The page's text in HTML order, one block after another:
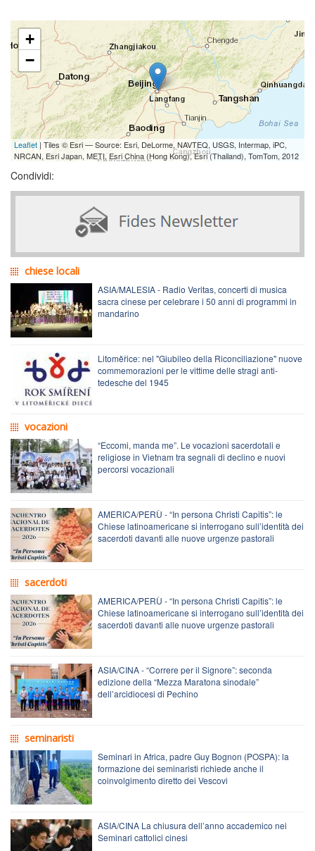
+
−
Leaflet| Tiles © Esri — Source: Esri, DeLorme, NAVTEQ, USGS, Intermap, iPC,
NRCAN, Esri Japan, METI, Esri China (Hong Kong), Esri (Thailand), TomTom, 2012
Condividi:
chiese locali
ASIA/MALESIA - Radio Veritas, concerti di musica
sacra cinese per celebrare i 50 anni di programmi in
mandarino
Litoměřice: nel "Giubileo della Riconciliazione" nuove
commemorazioni per le vittime delle stragi anti-
tedesche del 1945
vocazioni
“Eccomi, manda me”. Le vocazioni sacerdotali e
religiose in Vietnam tra segnali di declino e nuovi
percorsi vocazionali
AMERICA/PERÙ - “In persona Christi Capitis”: le
Chiese latinoamericane si interrogano sull’identità dei
sacerdoti davanti alle nuove urgenze pastorali
sacerdoti
AMERICA/PERÙ - “In persona Christi Capitis”: le
Chiese latinoamericane si interrogano sull’identità dei
sacerdoti davanti alle nuove urgenze pastorali
ASIA/CINA - “Correre per il Signore”: seconda
edizione della “Mezza Maratona sinodale”
dell’arcidiocesi di Pechino
seminaristi
Seminari in Africa, padre Guy Bognon (POSPA): la
formazione dei seminaristi richiede anche il
coinvolgimento diretto dei Vescovi
ASIA/CINA La chiusura dell’anno accademico nei
Seminari cattolici cinesi